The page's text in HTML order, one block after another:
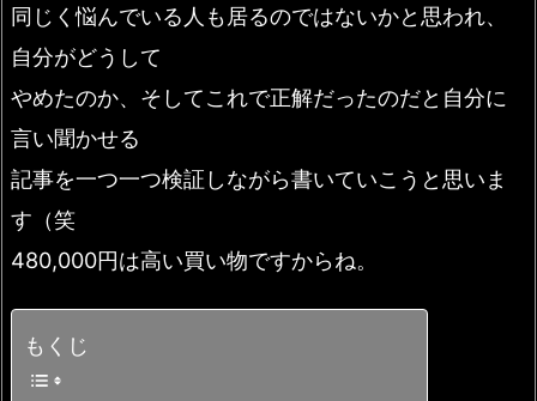
同じく悩んでいる人も居るのではないかと思われ、
自分がどうして
やめたのか、そしてこれで正解だったのだと自分に
言い聞かせる
記事を一つ一つ検証しながら書いていこうと思いま
す（笑
480,000円は高い買い物ですからね。
もくじ